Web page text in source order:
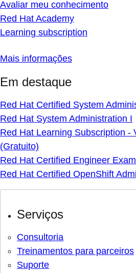
Avaliar meu conhecimento
Red Hat Academy
Learning subscription
Mais informações
Em destaque
Red Hat Certified System
Red Hat System Administration I
Red Hat Learning Subscription -
(Gratuito)
Red Hat Certified Engineer Exam
Red Hat Certified OpenShift
Serviços
Consultoria
Treinamentos para parceiros
Suporte